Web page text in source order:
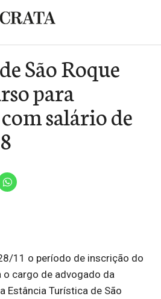
São Roque
para
salário de
11 o período de inscrição do
o cargo de advogado da
Estância Turística de São